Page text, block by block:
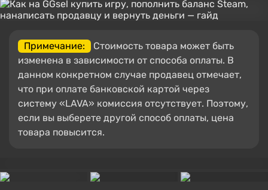
Примечание:
Стоимость товара может быть
изменена в зависимости от способа оплаты. В
данном конкретном случае продавец отмечает,
что при оплате банковской картой через
систему «LAVA» комиссия отсутствует. Поэтому,
если вы выберете другой способ оплаты, цена
товара повысится.